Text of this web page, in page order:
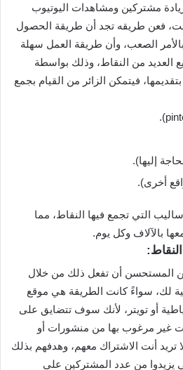
مشتركين ومشاهدات اليوتيوب
بنتريست، فعن طريقه تجد أن طريقة الحصول
الصعب، وأن طريقة العمل سهلة
العديد من النقاط، وذلك بواسطة
فيتمكن الزائر من القيام بجمع
إليها).
أخرى).
التي تجمع فيها النقاط، مما
بالآلاف وكل يوم.
المستحسن أن تفعل ذلك من خلال
لك، سواءً كانت الطريقة هي موقع
أو تويتر، لأنك سوف تتضايق على
غير مرغوب بها من منشورات أو
أنت الاشتراك معهم، وهدفهم بذلك
من عدد المشتركين على